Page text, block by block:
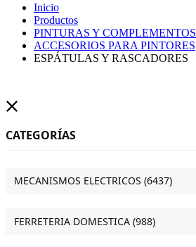
Inicio
Productos
PINTURAS Y COMPLEMENTOS
ACCESORIOS PARA PINTORES
ESPÁTULAS Y RASCADORES
CATEGORÍAS
MECANISMOS ELECTRICOS (6437)
FERRETERIA DOMESTICA (988)